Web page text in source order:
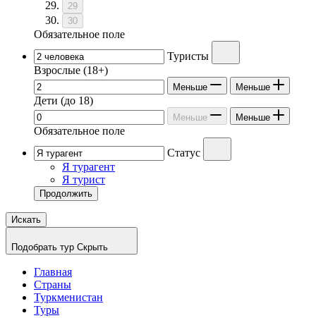
29
30
Обязательное поле
Туристы
Взрослые (18+)
Меньше Меньше
Дети (до 18)
Меньше Меньше
Обязательное поле
Статус
Я турагент
Я турист
Продолжить
Искать
Подобрать тур Скрыть
Главная
Страны
Туркменистан
Туры